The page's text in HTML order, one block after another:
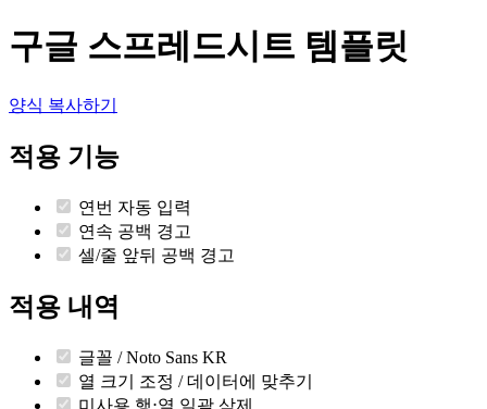
구글 스프레드시트 템플릿
양식 복사하기
적용 기능
연번 자동 입력
연속 공백 경고
셀/줄 앞뒤 공백 경고
적용 내역
글꼴 / Noto Sans KR
열 크기 조정 / 데이터에 맞추기
미사용 행⋅열 일괄 삭제